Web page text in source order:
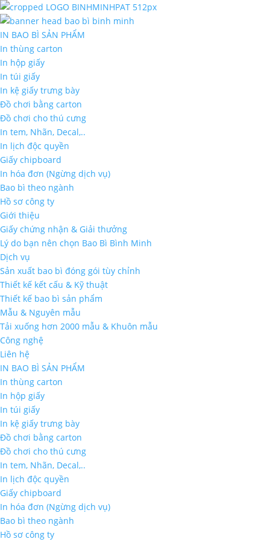
IN BAO BÌ SẢN PHẨM
In thùng carton
In hộp giấy
In túi giấy
In kệ giấy trưng bày
Đồ chơi bằng carton
Đồ chơi cho thú cưng
In tem, Nhãn, Decal,..
In lịch độc quyền
Giấy chipboard
In hóa đơn (Ngừng dịch vụ)
Bao bì theo ngành
Hồ sơ công ty
Giới thiệu
Giấy chứng nhận & Giải thưởng
Lý do bạn nên chọn Bao Bì Bình Minh
Dịch vụ
Sản xuất bao bì đóng gói tùy chỉnh
Thiết kế kết cấu & Kỹ thuật
Thiết kế bao bì sản phẩm
Mẫu & Nguyên mẫu
Tải xuống hơn 2000 mẫu & Khuôn mẫu
Công nghệ
Liên hệ
IN BAO BÌ SẢN PHẨM
In thùng carton
In hộp giấy
In túi giấy
In kệ giấy trưng bày
Đồ chơi bằng carton
Đồ chơi cho thú cưng
In tem, Nhãn, Decal,..
In lịch độc quyền
Giấy chipboard
In hóa đơn (Ngừng dịch vụ)
Bao bì theo ngành
Hồ sơ công ty